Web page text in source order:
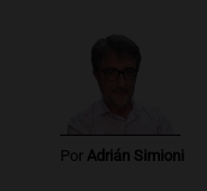
Por Adrián Simioni